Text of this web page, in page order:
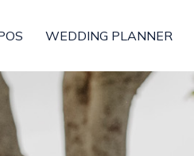
WEDDING PLANNER